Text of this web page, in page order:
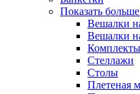
Показать
Вешалки
Вешалки
Стеллажи
Столы
Плетеная